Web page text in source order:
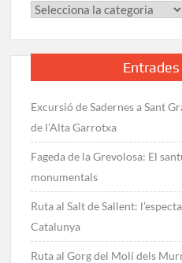
Categories
Excursió de Sadernes a Sant
de l’Alta Garrotxa
Fageda de la Grevolosa: El
monumentals
Ruta al Salt de Sallent:
Catalunya
Ruta al Gorg del Molí dels